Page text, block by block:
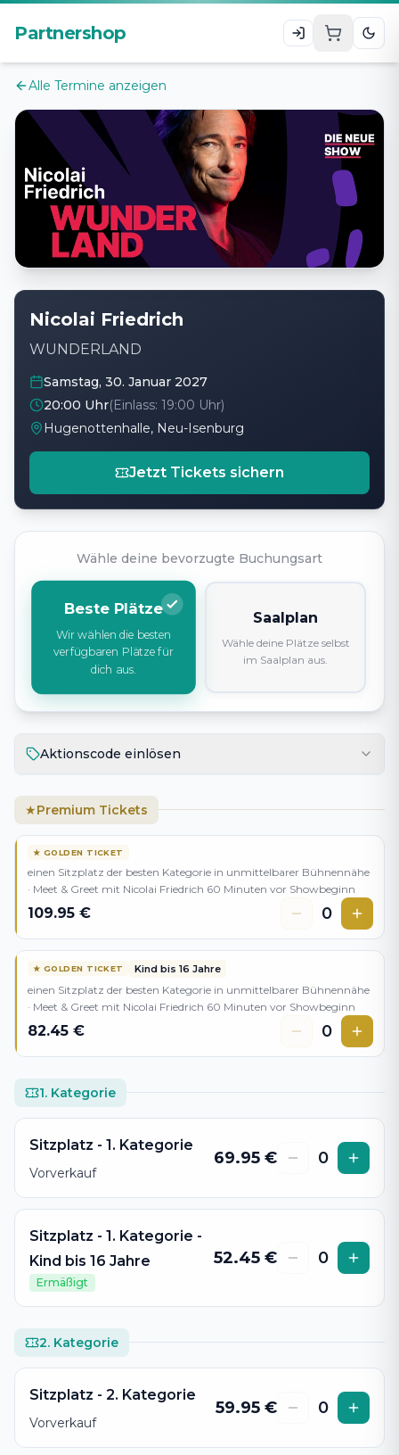
Partnershop
Alle Termine anzeigen
Nicolai Friedrich
WUNDERLAND
Samstag, 30. Januar 2027
20:00 Uhr(Einlass: 19:00 Uhr)
Hugenottenhalle, Neu-Isenburg
Jetzt Tickets sichern
Wähle deine bevorzugte Buchungsart
Beste Plätze
Wir wählen die besten
verfügbaren Plätze für
dich aus.
Saalplan
Wähle deine Plätze selbst
im Saalplan aus.
Aktionscode einlösen
★Premium Tickets
★ GOLDEN TICKET
einen Sitzplatz der besten Kategorie in unmittelbarer Bühnennähe
· Meet & Greet mit Nicolai Friedrich 60 Minuten vor Showbeginn
109.95 € 0
★ GOLDEN TICKET Kind bis 16 Jahre
einen Sitzplatz der besten Kategorie in unmittelbarer Bühnennähe
· Meet & Greet mit Nicolai Friedrich 60 Minuten vor Showbeginn
82.45 € 0
1. Kategorie
Sitzplatz - 1. Kategorie
Vorverkauf
69.95 € 0
Sitzplatz - 1. Kategorie -
Kind bis 16 Jahre
Ermäßigt
52.45 € 0
2. Kategorie
Sitzplatz - 2. Kategorie
Vorverkauf
59.95 € 0